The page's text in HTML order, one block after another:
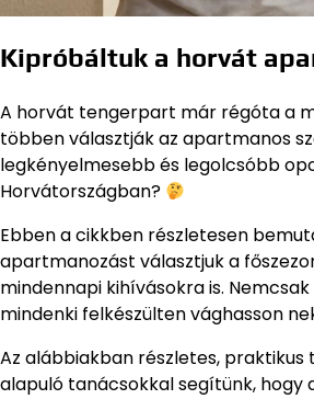
Kipróbáltuk a horvát
A horvát tengerpart már régóta a
többen választják az apartmanos
legkényelmesebb és legolcsóbb
Horvátországban?
Ebben a cikkben részletesen
apartmanozást választjuk a
mindennapi kihívásokra is.
mindenki felkészülten vághasson
Az alábbiakban részletes,
alapuló tanácsokkal segítünk,